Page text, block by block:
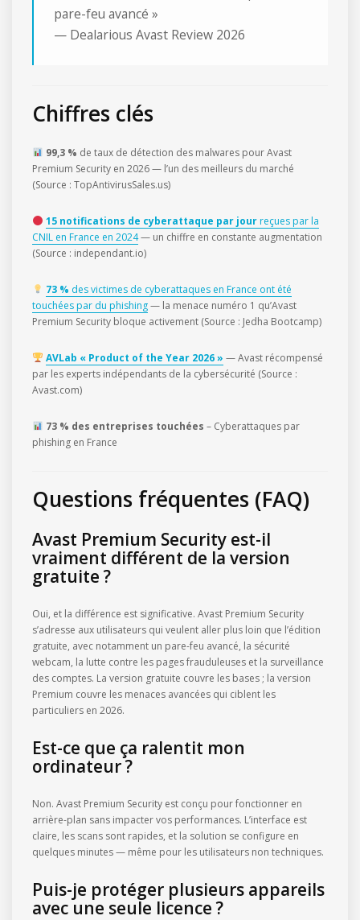
pare-feu avancé »
— Dealarious Avast Review 2026
Chiffres clés
99,3 % de taux de détection des malwares pour Avast
Premium Security en 2026 — l’un des meilleurs du marché
(Source : TopAntivirusSales.us)
15 notifications de cyberattaque par jourreçues par la
CNIL en France en 2024— un chiffre en constante augmentation
(Source : independant.io)
73 % des victimes de cyberattaques en France ont été
touchées par du phishing— la menace numéro 1 qu’Avast
Premium Security bloque activement (Source : Jedha Bootcamp)
AVLab « Product of the Year 2026 » — Avast récompensé
par les experts indépendants de la cybersécurité (Source :
Avast.com)
73 % des entreprises touchées – Cyberattaques par
phishing en France
Questions fréquentes (FAQ)
Avast Premium Security est-il
vraiment différent de la version
gratuite ?
Oui, et la différence est significative. Avast Premium Security
s’adresse aux utilisateurs qui veulent aller plus loin que l’édition
gratuite, avec notamment un pare-feu avancé, la sécurité
webcam, la lutte contre les pages frauduleuses et la surveillance
des comptes. La version gratuite couvre les bases ; la version
Premium couvre les menaces avancées qui ciblent les
particuliers en 2026.
Est-ce que ça ralentit mon
ordinateur ?
Non. Avast Premium Security est conçu pour fonctionner en
arrière-plan sans impacter vos performances. L’interface est
claire, les scans sont rapides, et la solution se configure en
quelques minutes — même pour les utilisateurs non techniques.
Puis-je protéger plusieurs appareils
avec une seule licence ?